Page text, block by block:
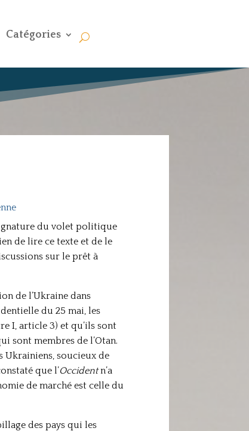
Catégories
du volet politique
de lire ce texte et de le
sur le prêt à
de l’Ukraine dans
du 25 mai, les
I, article 3) et qu’ils sont
sont membres de l’Otan.
Ukrainiens, soucieux de
que l’Occidentn’a
de marché est celle du
des pays qui les